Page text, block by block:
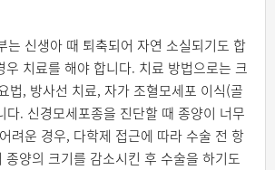
는 신생아 때 퇴축되어 자연 소실되기도 합
우 치료를 해야 합니다. 치료 방법으로는 크
법, 방사선 치료, 자가 조혈모세포 이식(골
다. 신경모세포종을 진단할 때 종양이 너무
려운 경우, 다학제 접근에 따라 수술 전 항
종양의 크기를 감소시킨 후 수술을 하기도